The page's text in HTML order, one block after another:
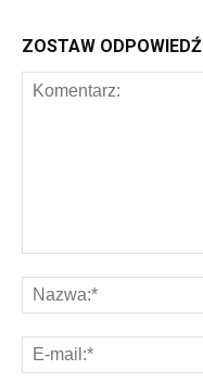
ZOSTAW ODPOWIEDŹ